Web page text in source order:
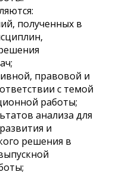
полученных в
правовой и
с темой
работы;
анализа для
и
решения в